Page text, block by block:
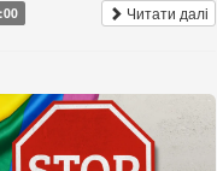
Читати далі